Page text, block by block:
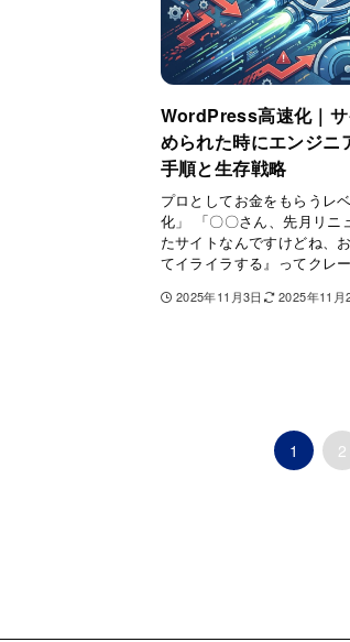
WordPress高速化｜
められた時にエンジニ
手順と生存戦略
プロとしてお金をもらうレ
化」 「〇〇さん、先月リニ
たサイトなんですけどね、
てイライラする』ってクレ
2025年11月3日 2025年11月
1 2